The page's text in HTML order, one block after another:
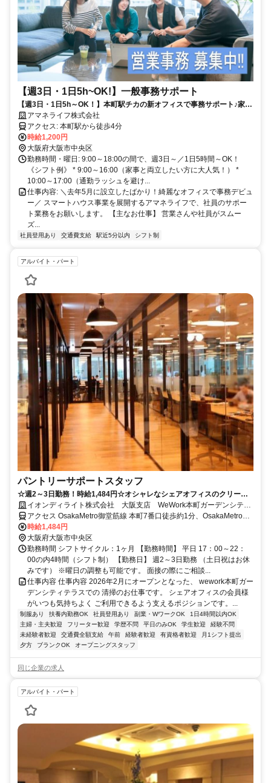
【週3日・1日5h~OK!】一般事務サポート
【週3日・1日5h～OK！】本町駅チカの新オフィスで事務サポート♪家庭
と両立する主婦さん活躍中
アマネライフ株式会社
アクセス: 本町駅から徒歩4分
時給1,200円
大阪府大阪市中央区
勤務時間・曜日: 9:00～18:00の間で、週3日～／1日5時間～OK！
《シフト例》 * 9:00～16:00（家事と両立したい方に大人気！） *
10:00～17:00（通勤ラッシュを避け...
仕事内容: ＼去年5月に設立したばかり！綺麗なオフィスで事務デビュ
ー／ スマートハウス事業を展開するアマネライフで、社員のサポー
ト業務をお願いします。 【主なお仕事】 営業さんや社員がスムー
ズ...
社員登用あり 交通費支給 駅近5分以内 シフト制
アルバイト・パート
パントリーサポートスタッフ
☆週2～3日勤務！時給1,484円☆オシャレなシェアオフィスのクリーン
スタッフ☆積極採用中！☆WワークOK☆駅チカで便利
イオンディライト株式会社 大阪支店 WeWork本町ガーデンシティ
テラス
アクセス OsakaMetro御堂筋線 本町7番口徒歩約1分、OsakaMetro中
央線 本町9番口徒歩約2分、OsakaMetro四つ橋線 本町26番口徒歩約5
分
時給1,484円
大阪府大阪市中央区
勤務時間 シフトサイクル：1ヶ月 【勤務時間】 平日 17：00～22：
00の内4時間（シフト制） 【勤務日】 週2～3日勤務 （土日祝はお休
みです） ※曜日の調整も可能です。 面接の際にご相談...
仕事内容 仕事内容 2026年2月にオープンとなった、 wework本町ガー
デンシティテラスでの 清掃のお仕事です。 シェアオフィスの会員様
がいつも気持ちよく ご利用できるよう支えるポジションです。...
制服あり 扶養内勤務OK 社員登用あり 副業・WワークOK
1日4時間以内OK
主婦・主夫歓迎
フリーター歓迎 学歴不問 平日のみOK 学生歓迎
経験不問
未経験者歓迎
交通費全額支給 午前 経験者歓迎 有資格者歓迎
月1シフト提出
夕方
ブランクOK オープニングスタッフ
同じ企業の求人
アルバイト・パート